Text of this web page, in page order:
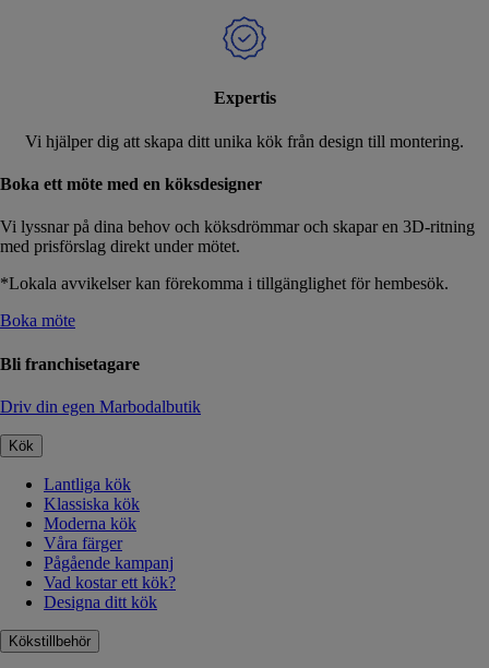
Expertis
Vi hjälper dig att skapa ditt unika kök från design till montering.
Boka ett möte med en köksdesigner
Vi lyssnar på dina behov och köksdrömmar och skapar en 3D-ritning
med prisförslag direkt under mötet.
*Lokala avvikelser kan förekomma i tillgänglighet för hembesök.
Boka möte
Bli franchisetagare
Driv din egen Marbodalbutik
Kök
Lantliga kök
Klassiska kök
Moderna kök
Våra färger
Pågående kampanj
Vad kostar ett kök?
Designa ditt kök
Kökstillbehör